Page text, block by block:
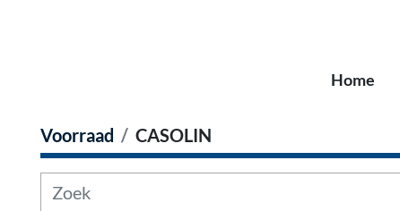
Home
Voorraad CASOLIN